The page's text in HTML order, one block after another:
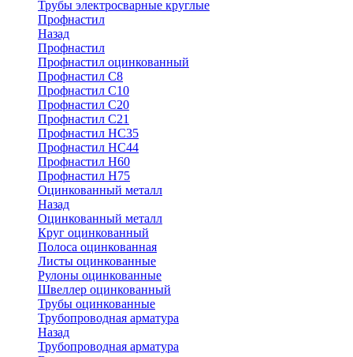
Трубы электросварные круглые
Профнастил
Назад
Профнастил
Профнастил оцинкованный
Профнастил С8
Профнастил С10
Профнастил С20
Профнастил С21
Профнастил НС35
Профнастил НС44
Профнастил Н60
Профнастил Н75
Оцинкованный металл
Назад
Оцинкованный металл
Круг оцинкованный
Полоса оцинкованная
Листы оцинкованные
Рулоны оцинкованные
Швеллер оцинкованный
Трубы оцинкованные
Трубопроводная арматура
Назад
Трубопроводная арматура